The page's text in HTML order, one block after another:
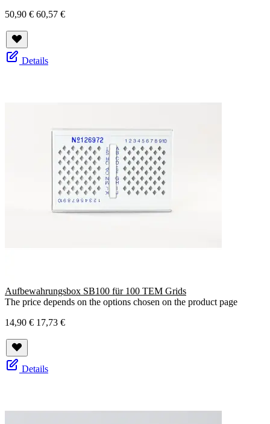
50,90 € 60,57 €
Details
Aufbewahrungsbox SB100 für 100 TEM Grids
The price depends on the options chosen on the product page
14,90 € 17,73 €
Details